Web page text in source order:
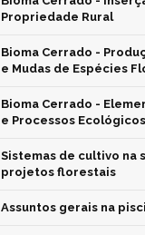
Propriedade Rural
Bioma Cerrado -
e Mudas de Espécies
Bioma Cerrado -
e Processos Ecológicos
Sistemas de cultivo na
projetos florestais
Assuntos gerais na